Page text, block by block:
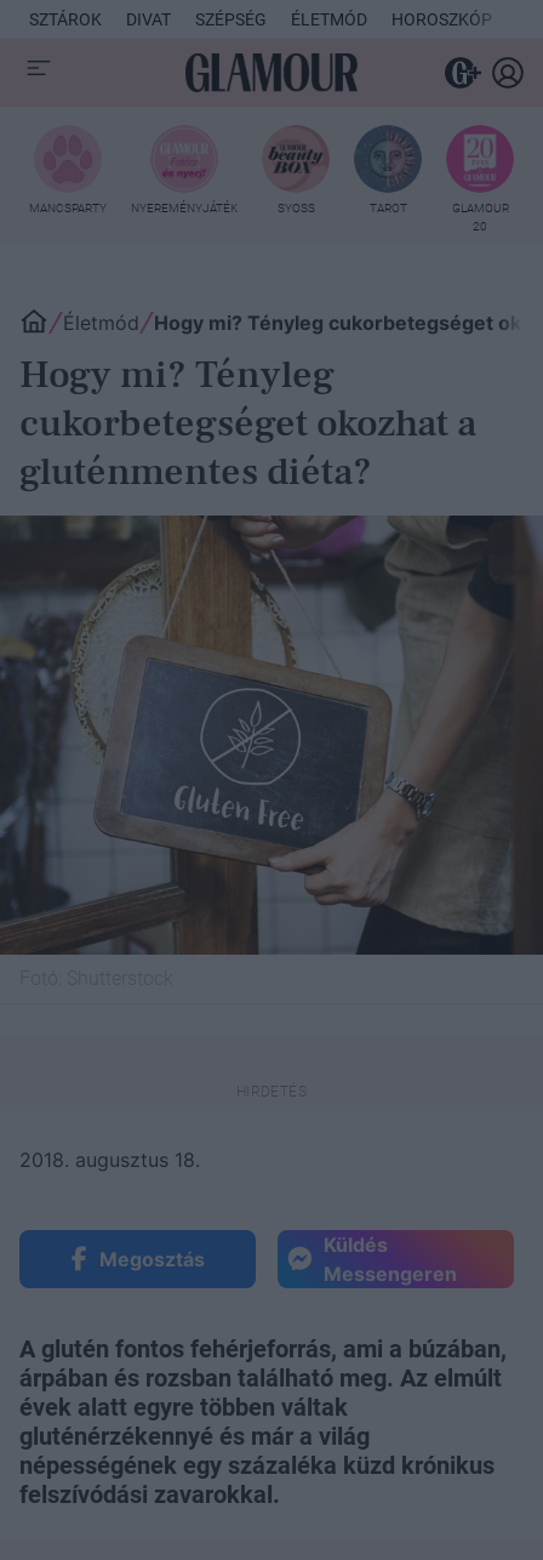
SZTÁROK DIVAT SZÉPSÉG ÉLETMÓD HOROSZKÓP
MANCSPARTY NYEREMÉNYJÁTÉK SYOSS TAROT
GLAMOUR
20
Életmód Hogy mi? Tényleg cukorbetegséget
Hogy mi? Tényleg
cukorbetegséget okozhat a
gluténmentes diéta?
2018. augusztus 18.
Megosztás
Küldés
Messengeren
A glutén fontos fehérjeforrás, ami a búzában,
árpában és rozsban található meg. Az elmúlt
évek alatt egyre többen váltak
gluténérzékennyé és már a világ
népességének egy százaléka küzd krónikus
felszívódási zavarokkal.